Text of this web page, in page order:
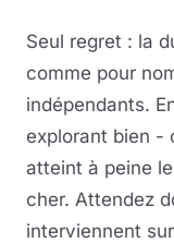
Seul regret : la
comme pour
indépendants.
explorant bien -
atteint à peine
cher. Attendez
interviennent